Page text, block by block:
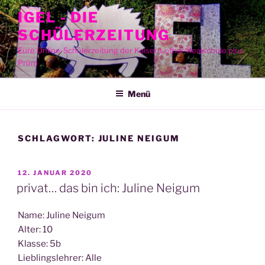
Zum
Inhalt
springen
IGEL - DIE
SCHÜLERZEITUNG
Eure Online-Schülerzeitung der Kaiser-Lothar-Realschule plus
Prüm
Menü
SCHLAGWORT: JULINE NEIGUM
VERÖFFENTLICHT
AM
12. JANUAR 2020
privat… das bin ich: Juline Neigum
Name: Juli­ne Nei­gum
Alter: 10
Klas­se: 5b
Lieb­lings­leh­rer: Alle